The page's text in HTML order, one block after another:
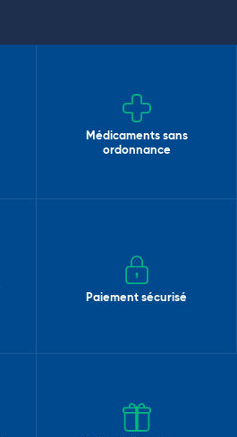
Médicaments sans
ordonnance
Paiement sécurisé